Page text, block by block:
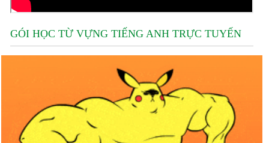
GÓI HỌC TỪ VỰNG TIẾNG ANH TRỰC TUYẾN